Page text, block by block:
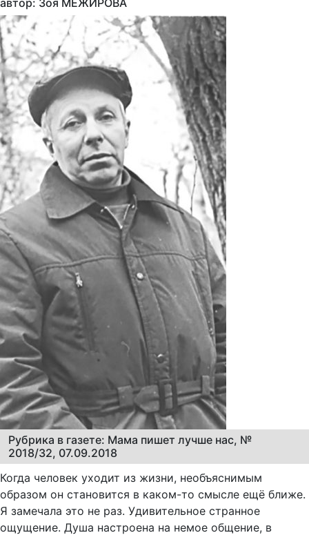
Рубрика в газете: Мама пишет лучше нас, №
2018/32, 07.09.2018
Когда человек уходит из жизни, необъяснимым
образом он становится в каком-то смысле ещё ближе.
Я замечала это не раз. Удивительное странное
ощущение. Душа настроена на немое общение, в